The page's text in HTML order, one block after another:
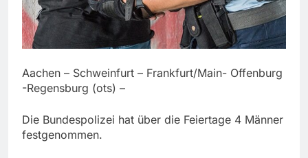
Aachen – Schweinfurt – Frankfurt/Main- Offenburg
-Regensburg (ots) –
Die Bundespolizei hat über die Feiertage 4 Männer
festgenommen.